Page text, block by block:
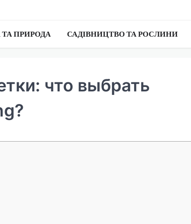
ПРИРОДА САДІВНИЦТВО ТА РОСЛИНИ
что выбрать